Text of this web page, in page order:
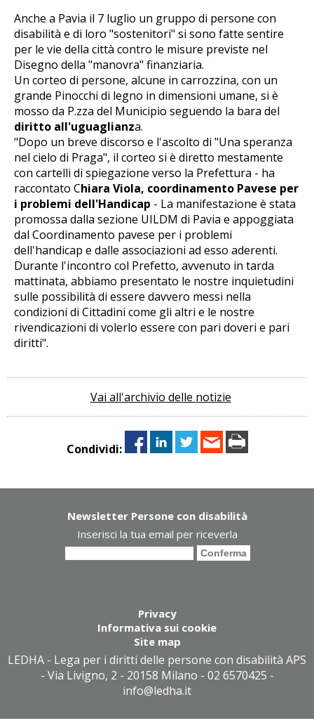
Anche a Pavia il 7 luglio un gruppo di persone con
disabilità e di loro "sostenitori" si sono fatte sentire
per le vie della città contro le misure previste nel
Disegno della "manovra" finanziaria.
Un corteo di persone, alcune in carrozzina, con un
grande Pinocchi di legno in dimensioni umane, si è
mosso da P.zza del Municipio seguendo la bara del
diritto all'uguaglianza.
"Dopo un breve discorso e l'ascolto di "Una speranza
nel cielo di Praga", il corteo si è diretto mestamente
con cartelli di spiegazione verso la Prefettura - ha
raccontato Chiara Viola, coordinamento Pavese per
i problemi dell'Handicap - La manifestazione è stata
promossa dalla sezione UILDM di Pavia e appoggiata
dal Coordinamento pavese per i problemi
dell'handicap e dalle associazioni ad esso aderenti.
Durante l'incontro col Prefetto, avvenuto in tarda
mattinata, abbiamo presentato le nostre inquietudini
sulle possibilità di essere davvero messi nella
condizioni di Cittadini come gli altri e le nostre
rivendicazioni di volerlo essere con pari doveri e pari
diritti".
Vai all'archivio delle notizie
Condividi:
Newsletter Persone con disabilità
Inserisci la tua email per riceverla
Privacy
Informativa sui cookie
Site map
LEDHA - Lega per i diritti delle persone con disabilità APS
- Via Livigno, 2 - 20158 Milano - 02 6570425 -
info@ledha.it